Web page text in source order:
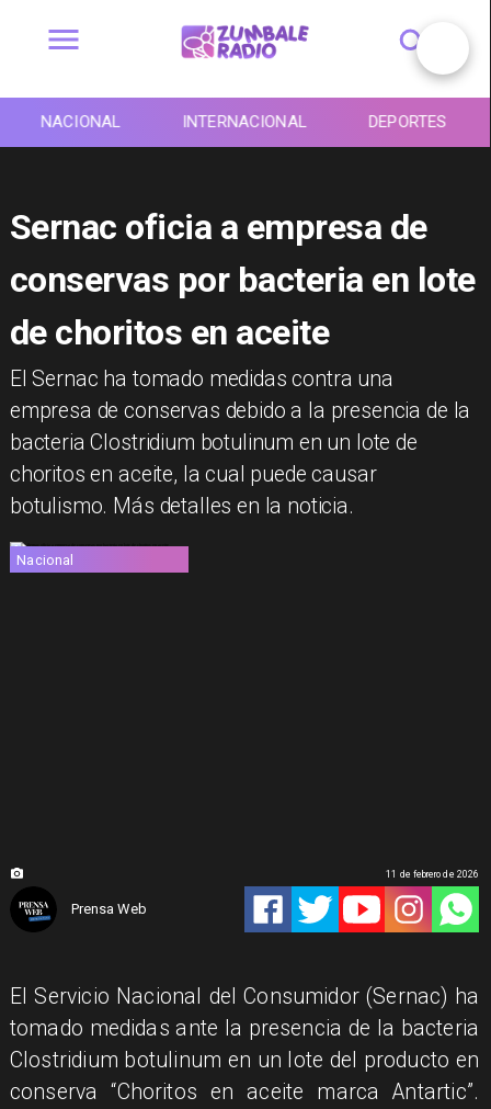
NACIONAL INTERNACIONAL DEPORTES
Sernac oficia a empresa de
conservas por bacteria en lote
de choritos en aceite
El Sernac ha tomado medidas contra una
empresa de conservas debido a la presencia de la
bacteria Clostridium botulinum en un lote de
choritos en aceite, la cual puede causar
botulismo. Más detalles en la noticia.
Nacional
Prensa Web
11 de febrero de 2026
El Servicio Nacional del Consumidor (Sernac) ha
tomado medidas ante la presencia de la bacteria
Clostridium botulinum en un lote del producto en
conserva “Choritos en aceite marca Antartic”.